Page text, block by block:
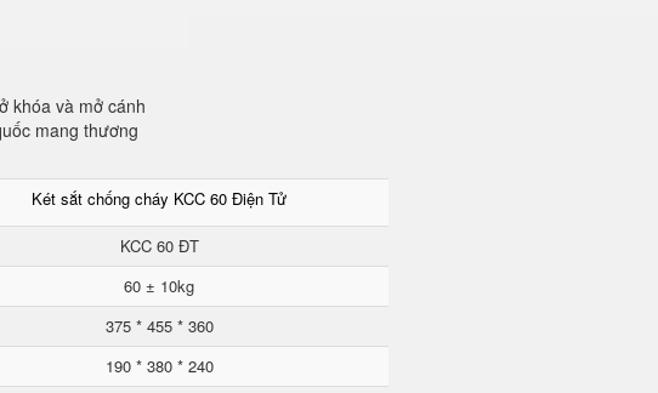
khóa và mở cánh
mang thương
Két sắt chống cháy KCC 60 Điện Tử
KCC 60 ĐT
60 ± 10kg
375 * 455 * 360
190 * 380 * 240